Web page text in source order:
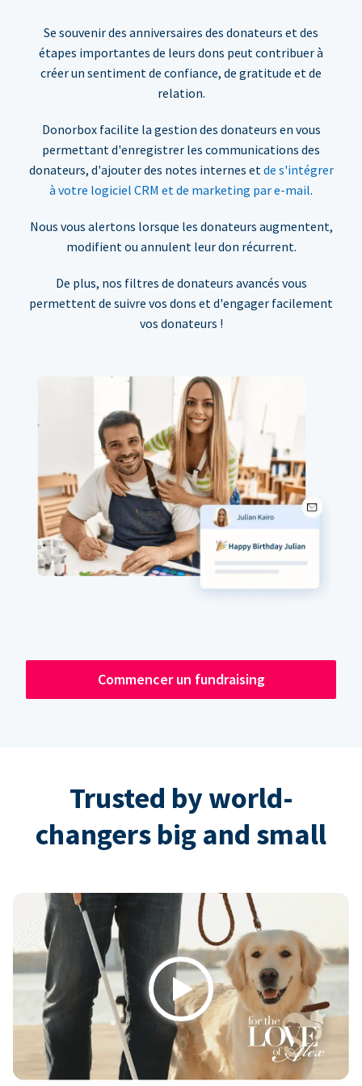
Se souvenir des anniversaires des donateurs et des
étapes importantes de leurs dons peut contribuer à
créer un sentiment de confiance, de gratitude et de
relation.
Donorbox facilite la gestion des donateurs en vous
permettant d'enregistrer les communications des
donateurs, d'ajouter des notes internes etde s'intégrer
à votre logiciel CRM et de marketing par e-mail.
Nous vous alertons lorsque les donateurs augmentent,
modifient ou annulent leur don récurrent.
De plus, nos filtres de donateurs avancés vous
permettent de suivre vos dons et d'engager facilement
vos donateurs !
Commencer un fundraising
Trusted by world-
changers big and small
Play